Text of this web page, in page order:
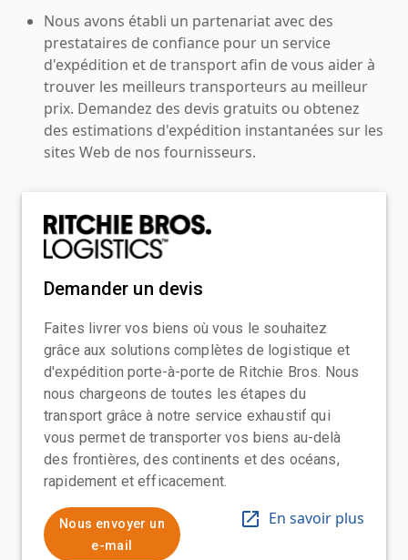
Nous avons établi un partenariat avec des
prestataires de confiance pour un service
d'expédition et de transport afin de vous aider à
trouver les meilleurs transporteurs au meilleur
prix. Demandez des devis gratuits ou obtenez
des estimations d'expédition instantanées sur les
sites Web de nos fournisseurs.
Demander un devis
Faites livrer vos biens où vous le souhaitez
grâce aux solutions complètes de logistique et
d'expédition porte-à-porte de Ritchie Bros. Nous
nous chargeons de toutes les étapes du
transport grâce à notre service exhaustif qui
vous permet de transporter vos biens au-delà
des frontières, des continents et des océans,
rapidement et efficacement.
Nous envoyer un
e-mail
En savoir plus